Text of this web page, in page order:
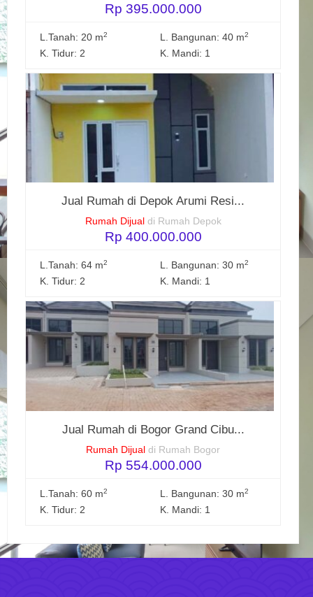
Rp 395.000.000
L.Tanah: 20 m2 L. Bangunan: 40 m2
K. Tidur: 2 K. Mandi: 1
Jual Rumah di Depok Arumi Resi...
Rumah Dijual di Rumah Depok
Rp 400.000.000
L.Tanah: 64 m2 L. Bangunan: 30 m2
K. Tidur: 2 K. Mandi: 1
Jual Rumah di Bogor Grand Cibu...
Rumah Dijual di Rumah Bogor
Rp 554.000.000
L.Tanah: 60 m2 L. Bangunan: 30 m2
K. Tidur: 2 K. Mandi: 1